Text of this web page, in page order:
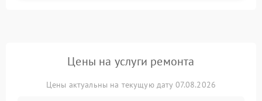
Цены на услуги ремонта
Цены актуальны на текущую дату 07.08.2026